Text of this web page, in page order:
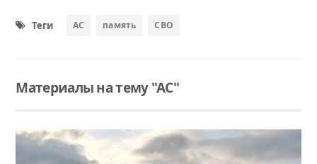
Теги АС память СВО
Материалы на тему "АС"